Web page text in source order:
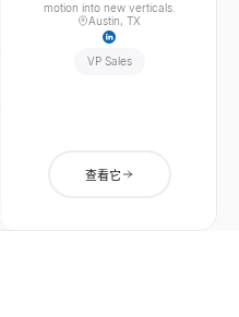
motion into new verticals.
Austin, TX
VP Sales
查看它